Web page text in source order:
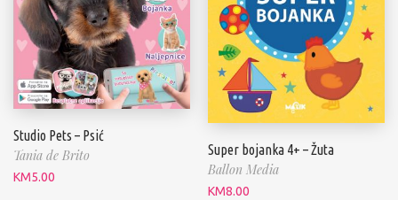
Studio Pets – Psić
Tania de Brito
KM5.00
Super bojanka 4+ – Žuta
Ballon Media
KM8.00